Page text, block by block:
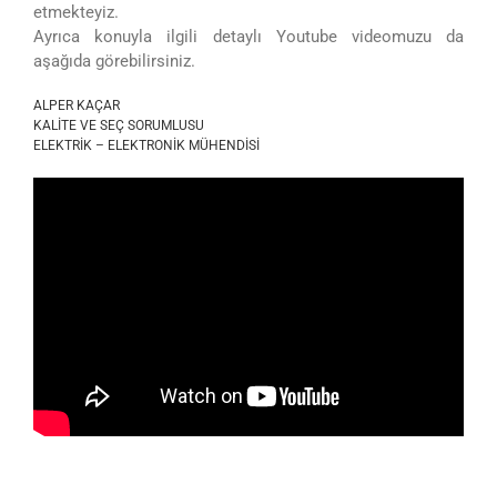
etmekteyiz.
Ayrıca konuyla ilgili detaylı Youtube videomuzu da
aşağıda görebilirsiniz.
ALPER KAÇAR
KALİTE VE SEÇ SORUMLUSU
ELEKTRİK – ELEKTRONİK MÜHENDİSİ